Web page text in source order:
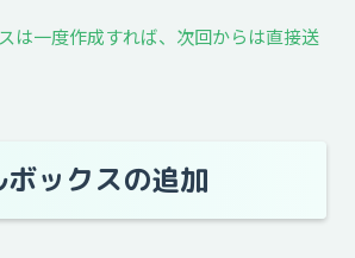
は一度作成すれば、次回からは直接送
ボックスの追加